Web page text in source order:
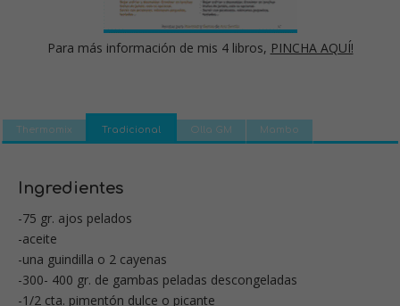
Para más información de mis 4 libros, PINCHA AQUÍ!
Thermomix Tradicional Olla GM Mambo
Ingredientes
-75 gr. ajos pelados
-aceite
-una guindilla o 2 cayenas
-300- 400 gr. de gambas peladas descongeladas
-1/2 cta. pimentón dulce o picante